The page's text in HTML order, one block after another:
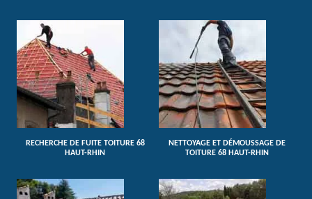
RECHERCHE DE FUITE TOITURE 68
HAUT-RHIN
NETTOYAGE ET DÉMOUSSAGE DE
TOITURE 68 HAUT-RHIN